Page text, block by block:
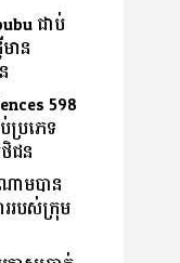
ជាប់
ាន
598
ប្រភេទ
ជន
ាមបាន
ររបស់ក្រុម